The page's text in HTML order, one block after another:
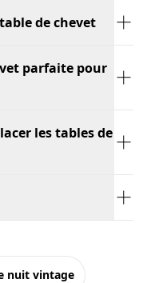
de chevet
parfaite pour
les tables de
nuit vintage